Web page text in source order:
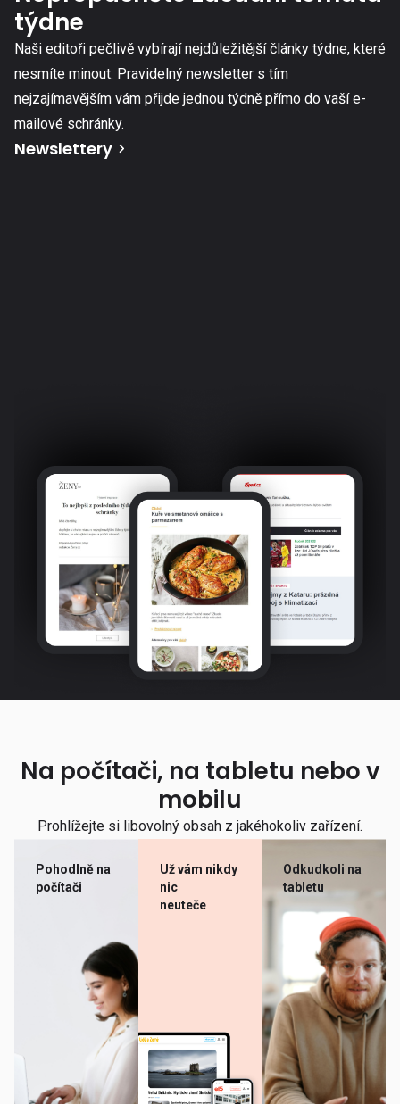
týdne
Naši editoři pečlivě vybírají nejdůležitější články týdne, které
nesmíte minout. Pravidelný newsletter s tím
nejzajímavějším vám přijde jednou týdně přímo do vaší e-
mailové schránky.
Newslettery
Na počítači, na tabletu nebo v
mobilu
Prohlížejte si libovolný obsah z jakéhokoliv zařízení.
Pohodlně na
počítači
Už vám nikdy
nic
neuteče
Odkudkoli na
tabletu